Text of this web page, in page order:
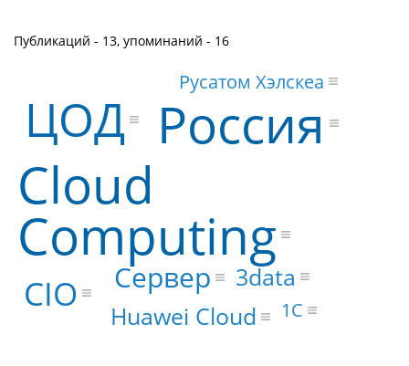
Публикаций - 13, упоминаний - 16
Cloud
Computing
Россия
ЦОД
CIO Сервер
3data
Huawei Cloud
1С
Русатом Хэлскеа